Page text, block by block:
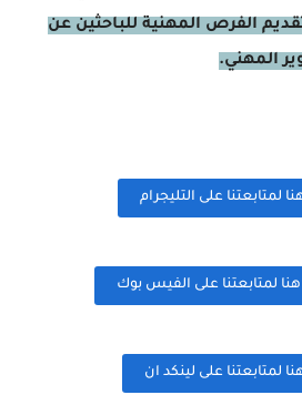
الفرص المهنية للباحثين عن
المهني.
لمتابعتنا على التليجرام
لمتابعتنا على الفيس بوك
لمتابعتنا على لينكد ان